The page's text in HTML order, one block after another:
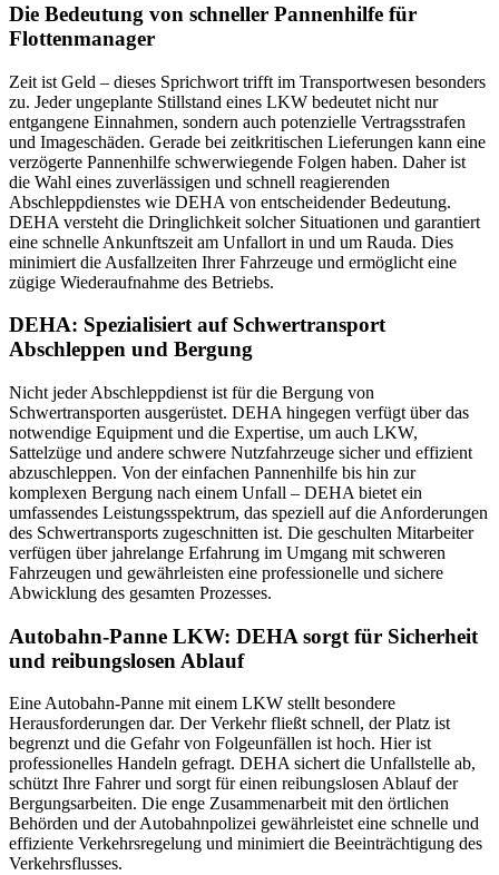
Die Bedeutung von schneller Pannenhilfe für
Flottenmanager
Zeit ist Geld – dieses Sprichwort trifft im Transportwesen besonders
zu. Jeder ungeplante Stillstand eines LKW bedeutet nicht nur
entgangene Einnahmen, sondern auch potenzielle Vertragsstrafen
und Imageschäden. Gerade bei zeitkritischen Lieferungen kann eine
verzögerte Pannenhilfe schwerwiegende Folgen haben. Daher ist
die Wahl eines zuverlässigen und schnell reagierenden
Abschleppdienstes wie DEHA von entscheidender Bedeutung.
DEHA versteht die Dringlichkeit solcher Situationen und garantiert
eine schnelle Ankunftszeit am Unfallort in und um Rauda. Dies
minimiert die Ausfallzeiten Ihrer Fahrzeuge und ermöglicht eine
zügige Wiederaufnahme des Betriebs.
DEHA: Spezialisiert auf Schwertransport
Abschleppen und Bergung
Nicht jeder Abschleppdienst ist für die Bergung von
Schwertransporten ausgerüstet. DEHA hingegen verfügt über das
notwendige Equipment und die Expertise, um auch LKW,
Sattelzüge und andere schwere Nutzfahrzeuge sicher und effizient
abzuschleppen. Von der einfachen Pannenhilfe bis hin zur
komplexen Bergung nach einem Unfall – DEHA bietet ein
umfassendes Leistungsspektrum, das speziell auf die Anforderungen
des Schwertransports zugeschnitten ist. Die geschulten Mitarbeiter
verfügen über jahrelange Erfahrung im Umgang mit schweren
Fahrzeugen und gewährleisten eine professionelle und sichere
Abwicklung des gesamten Prozesses.
Autobahn-Panne LKW: DEHA sorgt für Sicherheit
und reibungslosen Ablauf
Eine Autobahn-Panne mit einem LKW stellt besondere
Herausforderungen dar. Der Verkehr fließt schnell, der Platz ist
begrenzt und die Gefahr von Folgeunfällen ist hoch. Hier ist
professionelles Handeln gefragt. DEHA sichert die Unfallstelle ab,
schützt Ihre Fahrer und sorgt für einen reibungslosen Ablauf der
Bergungsarbeiten. Die enge Zusammenarbeit mit den örtlichen
Behörden und der Autobahnpolizei gewährleistet eine schnelle und
effiziente Verkehrsregelung und minimiert die Beeinträchtigung des
Verkehrsflusses.